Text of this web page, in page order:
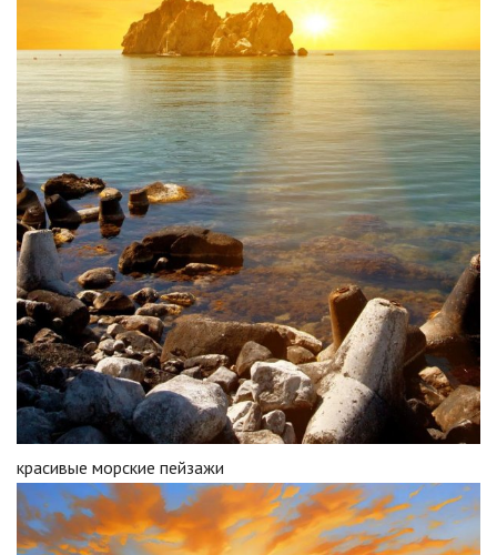
красивые морские пейзажи